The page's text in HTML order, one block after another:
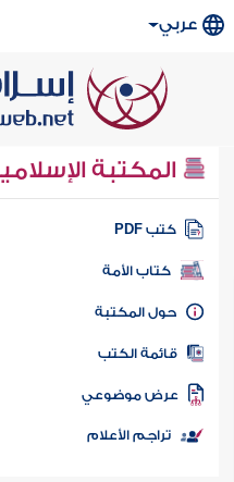
عربي
المكتبة
كتب PDF
كتاب الأمة
المكتبة
الكتب
موضوعي